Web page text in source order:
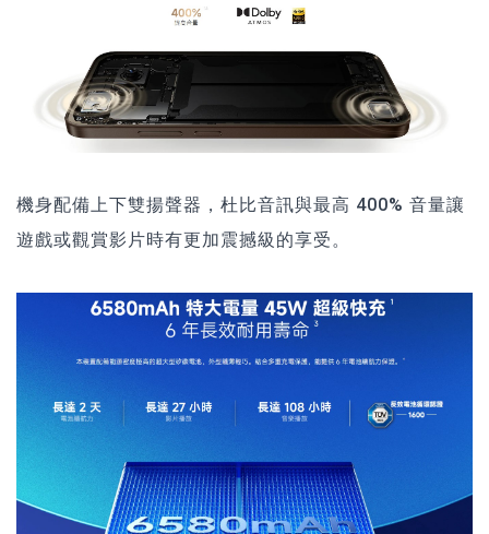
機身配備上下雙揚聲器，杜比音訊與最高 400% 音量讓
遊戲或觀賞影片時有更加震撼級的享受。